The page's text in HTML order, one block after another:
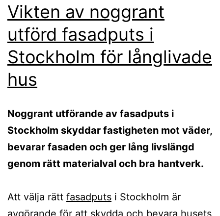
Vikten av noggrant
utförd fasadputs i
Stockholm för långlivade
hus
Noggrant utförande av fasadputs i
Stockholm skyddar fastigheten mot väder,
bevarar fasaden och ger lång livslängd
genom rätt materialval och bra hantverk.
Att välja rätt fasadputs i Stockholm är
avgörande för att skydda och bevara husets